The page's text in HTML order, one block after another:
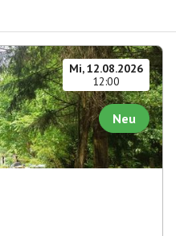
Mi, 12.08.2026
12:00
Neu